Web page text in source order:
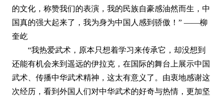
的文化，称赞我们的表演，我的民族自豪感油然而生，中
国真的强大起来了，我为身为中国人感到骄傲！” ——柳
奎屹
“我热爱武术，原本只想着学习来传承它，却没想到
还能有机会来到遥远的伊拉克，在国际的舞台上展示中国
武术、传播中华武术精神，这太有意义了。由衷地感谢这
次经历，看到外国人们对中华武术的好奇与热情，更加坚